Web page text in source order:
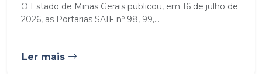
O Estado de Minas Gerais publicou, em 16 de julho de
2026, as Portarias SAIF nº 98, 99,...
Ler mais